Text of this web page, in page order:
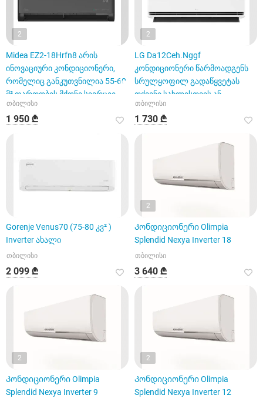
2
Midea EZ2-18Hrfn8 არის
ინოვაციური კონდიციონერი,
რომელიც განკუთვნილია 55-60
მ² ფართობის მქონე სივრცეე
თბილისი
1 950 ₾
2
LG Da12Ceh.Nggf
კონდიციონერი წარმოადგენს
სრულყოფილ გადაწყვეტას
თქვენი სახლისთვის ან
ოფისისთვის.
თბილისი
1 730 ₾
Gorenje Venus70 (75-80 კვ² )
Inverter ახალი
თბილისი
2 099 ₾
2
Კონდიციონერი Olimpia
Splendid Nexya Inverter 18
თბილისი
3 640 ₾
2
Კონდიციონერი Olimpia
Splendid Nexya Inverter 9
2
Კონდიციონერი Olimpia
Splendid Nexya Inverter 12